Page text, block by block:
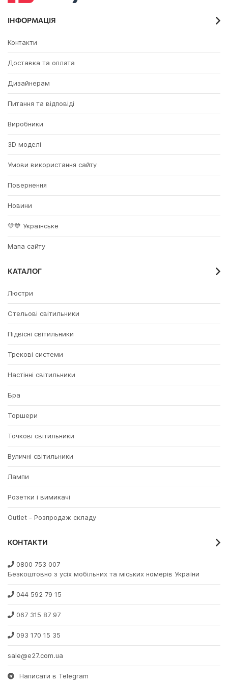
Schneider Electric MTN3111-0000 Merten QuickFlex,
монтажу
ІНФОРМАЦІЯ
Контакти
Доставка та оплата
Дизайнерам
Питання та відповіді
Виробники
3D моделі
Умови використання сайту
Повернення
Новини
💛💙 Українське
Мапа сайту
КАТАЛОГ
Люстри
Стельові світильники
Підвісні світильники
Трекові системи
Настінні світильники
Бра
Торшери
Точкові світильники
Вуличні світильники
Лампи
Розетки і вимикачі
Outlet - Розпродаж складу
КОНТАКТИ
0800 753 007
Безкоштовно з усіх мобільних та міських номерів України
044 592 79 15
067 315 87 97
093 170 15 35
sale@e27.com.ua
Написати в Telegram